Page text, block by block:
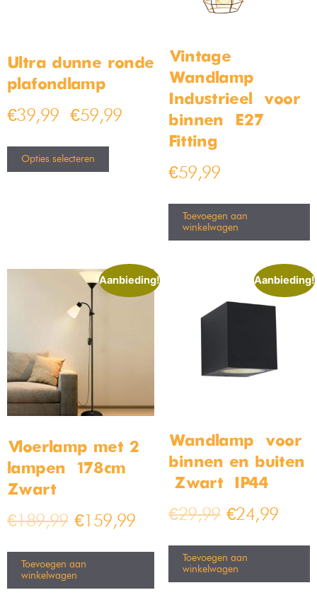
Ultra dunne ronde
plafondlamp
€39,99 –€59,99
Opties selecteren
Vintage
Wandlamp –
Industrieel – voor
binnen – E27
Fitting
€59,99
Toevoegen aan
winkelwagen
Aanbieding!
Vloerlamp met 2
lampen – 178cm –
Zwart
€189,99 €159,99
Toevoegen aan
winkelwagen
Aanbieding!
Wandlamp – voor
binnen en buiten
– Zwart – IP44
€29,99 €24,99
Toevoegen aan
winkelwagen